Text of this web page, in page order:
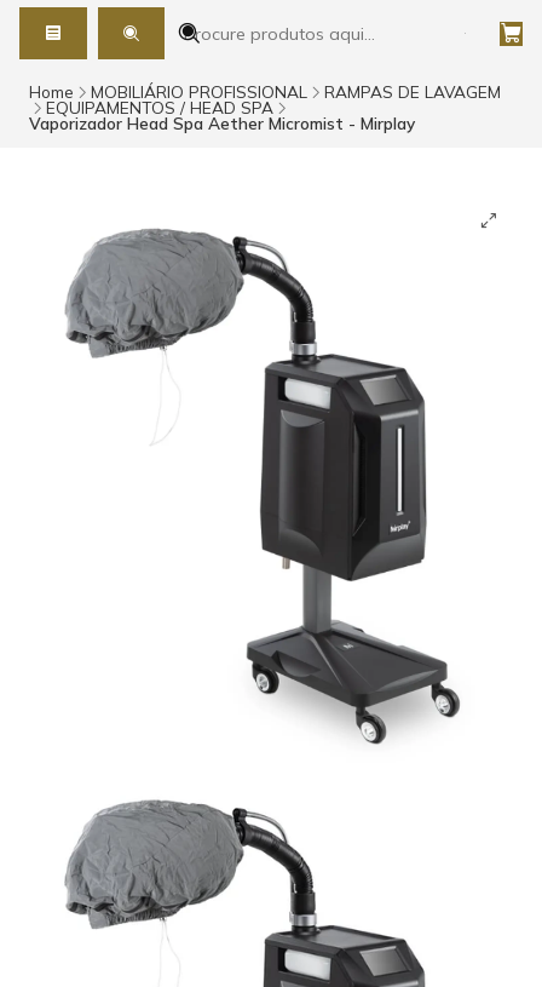
Home MOBILIÁRIO PROFISSIONAL RAMPAS DE LAVAGEM
EQUIPAMENTOS / HEAD SPA
Vaporizador Head Spa Aether Micromist - Mirplay